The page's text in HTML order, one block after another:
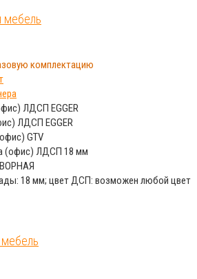
мебель
комплектацию
ЛДСП EGGER
ЛДСП EGGER
GTV
(офис) ЛДСП 18 мм
18 мм; цвет ДСП: возможен любой цвет